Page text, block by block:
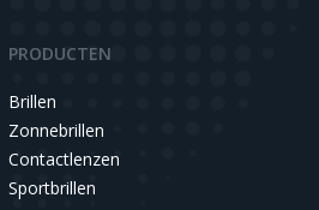
PRODUCTEN
Brillen
Zonnebrillen
Contactlenzen
Sportbrillen